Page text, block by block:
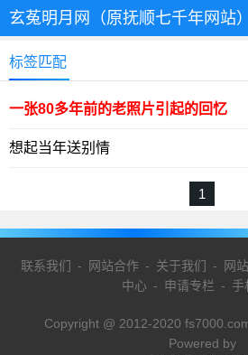
玄菟明月网（原抚顺七千年网站）
标签匹配
一张80多年前的老照片引起的回忆
想起当年送别情
1
联系我们 - 网站合作- 关于我们 - 网
中心 - 申请专栏 - 手
Copyright @ 2012-2020
Powered by